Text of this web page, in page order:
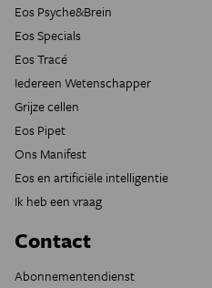
Eos Psyche&Brein
Eos Specials
Eos Tracé
Iedereen Wetenschapper
Grijze cellen
Eos Pipet
Ons Manifest
Eos en artificiële intelligentie
Ik heb een vraag
Contact
Abonnementendienst